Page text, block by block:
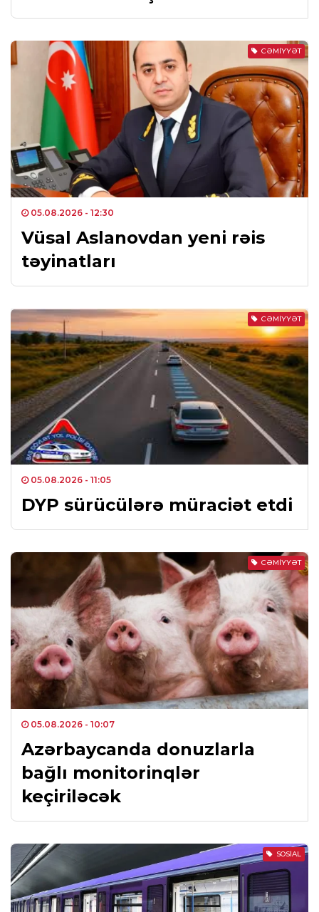
CƏMIYYƏT
05.08.2026 - 12:30
Vüsal Aslanovdan yeni rəis
təyinatları
CƏMIYYƏT
05.08.2026 - 11:05
DYP sürücülərə müraciət etdi
CƏMIYYƏT
05.08.2026 - 10:07
Azərbaycanda donuzlarla
bağlı monitorinqlər
keçiriləcək
SOSIAL